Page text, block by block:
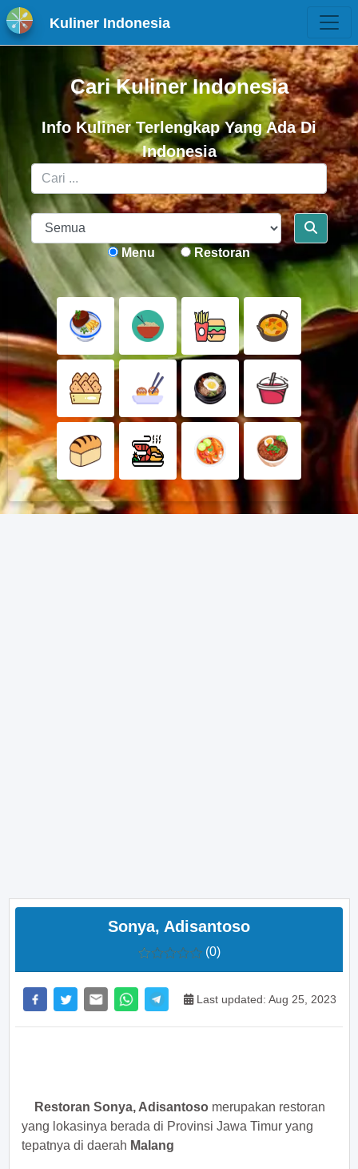
Kuliner Indonesia
Cari Kuliner Indonesia
Info Kuliner Terlengkap Yang Ada Di
Indonesia
Menu Restoran
Sonya, Adisantoso
(0)
Last updated: Aug 25, 2023
Restoran Sonya, Adisantoso merupakan restoran
yang lokasinya berada di Provinsi Jawa Timur yang
tepatnya di daerah Malang